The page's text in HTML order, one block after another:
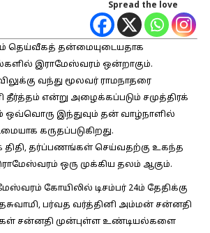
Spread the love
தெய்வீகத் தன்மையுடையதாக
இராமேஸ்வரம் ஒன்றாகும்.
வந்து மூலவர் ராமநாதரை
தீர்த்தம் என்று அழைக்கப்படும் சமுத்திரக்
ஒவ்வொரு இந்துவும் தன் வாழ்நாளில்
கருதப்படுகிறது.
தர்ப்பணங்கள் செய்வதற்கு உகந்த
ஒரு முக்கிய தலம் ஆகும்.
கோயிலில் டிசம்பர் 24ம் தேதிக்கு
பர்வத வர்த்தினி அம்மன் சன்னதி
சன்னதி முன்புள்ள உண்டியல்களை